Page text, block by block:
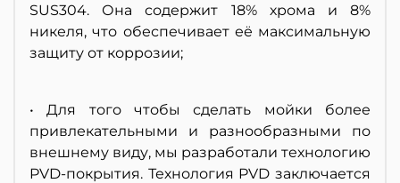
SUS304. Она содержит 18% хрома и 8%
никеля, что обеспечивает её максимальную
защиту от коррозии;
• Для того чтобы сделать мойки более
привлекательными и разнообразными по
внешнему виду, мы разработали технологию
PVD-покрытия. Технология PVD заключается